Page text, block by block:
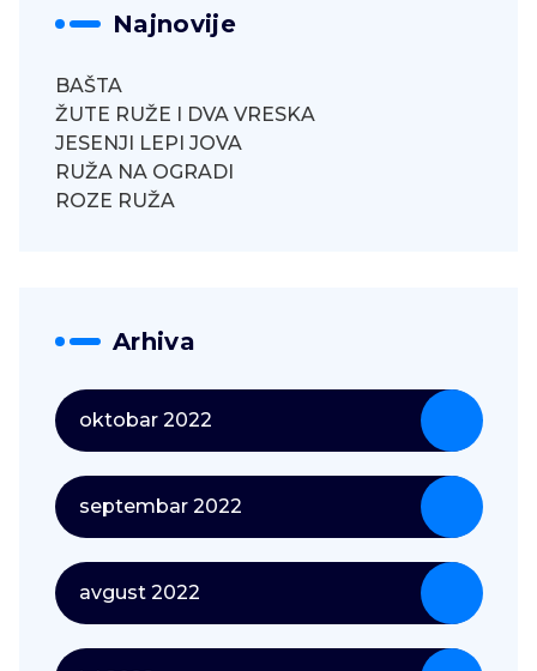
Najnovije
BAŠTA
ŽUTE RUŽE I DVA VRESKA
JESENJI LEPI JOVA
RUŽA NA OGRADI
ROZE RUŽA
Arhiva
oktobar 2022
septembar 2022
avgust 2022